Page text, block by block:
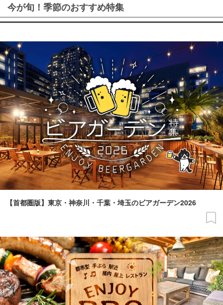
今が旬！季節のおすすめ特集
【首都圏版】東京・神奈川・千葉・埼玉のビアガーデン2026